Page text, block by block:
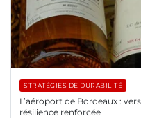
STRATÉGIES DE DURABILITÉ
L’aéroport de Bordeaux :
résilience renforcée